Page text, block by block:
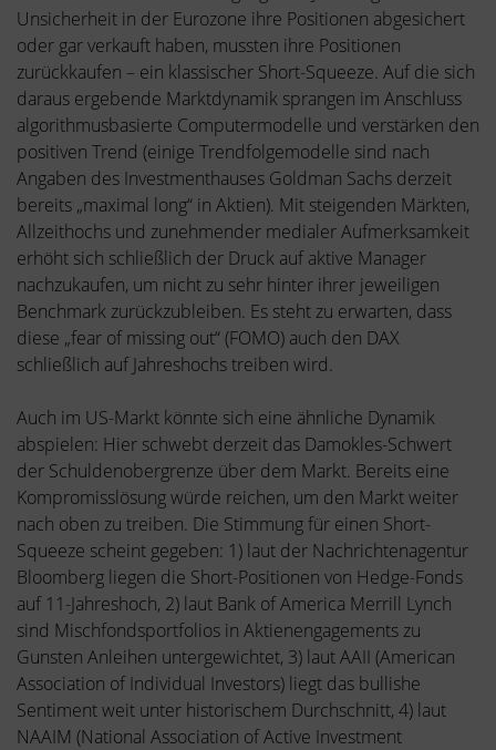
Unsicherheit in der Eurozone ihre Positionen abgesichert
oder gar verkauft haben, mussten ihre Positionen
zurückkaufen – ein klassischer Short-Squeeze. Auf die sich
daraus ergebende Marktdynamik sprangen im Anschluss
algorithmusbasierte Computermodelle und verstärken den
positiven Trend (einige Trendfolgemodelle sind nach
Angaben des Investmenthauses Goldman Sachs derzeit
bereits „maximal long“ in Aktien). Mit steigenden Märkten,
Allzeithochs und zunehmender medialer Aufmerksamkeit
erhöht sich schließlich der Druck auf aktive Manager
nachzukaufen, um nicht zu sehr hinter ihrer jeweiligen
Benchmark zurückzubleiben. Es steht zu erwarten, dass
diese „fear of missing out“ (FOMO) auch den DAX
schließlich auf Jahreshochs treiben wird.
Auch im US-Markt könnte sich eine ähnliche Dynamik
abspielen: Hier schwebt derzeit das Damokles-Schwert
der Schuldenobergrenze über dem Markt. Bereits eine
Kompromisslösung würde reichen, um den Markt weiter
nach oben zu treiben. Die Stimmung für einen Short-
Squeeze scheint gegeben: 1) laut der Nachrichtenagentur
Bloomberg liegen die Short-Positionen von Hedge-Fonds
auf 11-Jahreshoch, 2) laut Bank of America Merrill Lynch
sind Mischfondsportfolios in Aktienengagements zu
Gunsten Anleihen untergewichtet, 3) laut AAII (American
Association of Individual Investors) liegt das bullishe
Sentiment weit unter historischem Durchschnitt, 4) laut
NAAIM (National Association of Active Investment